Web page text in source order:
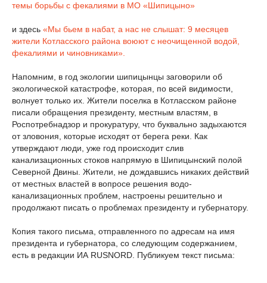
темы борьбы с фекалиями в МО «Шипицыно»
и здесь «Мы бьем в набат, а нас не слышат: 9 месяцев
жители Котласского района воюют с неочищенной водой,
фекалиями и чиновниками».
Напомним, в год экологии шипицынцы заговорили об
экологической катастрофе, которая, по всей видимости,
волнует только их. Жители поселка в Котласском районе
писали обращения президенту, местным властям, в
Роспотребнадзор и прокуратуру, что буквально задыхаются
от зловония, которые исходят от берега реки. Как
утверждают люди, уже год происходит слив
канализационных стоков напрямую в Шипицынский полой
Северной Двины. Жители, не дождавшись никаких действий
от местных властей в вопросе решения водо-
канализационных проблем, настроены решительно и
продолжают писать о проблемах президенту и губернатору.
Копия такого письма, отправленного по адресам на имя
президента и губернатора, со следующим содержанием,
есть в редакции ИА RUSNORD. Публикуем текст письма: